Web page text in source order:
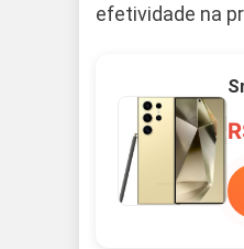
efetividade na